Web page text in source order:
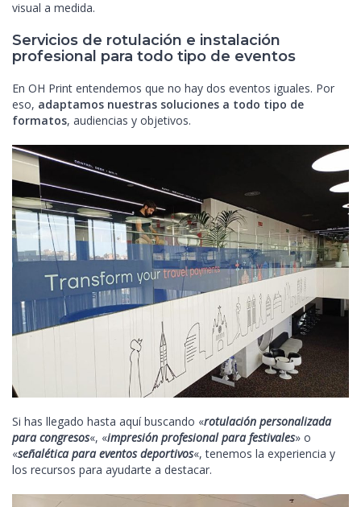
visual a medida.
Servicios de rotulación e instalación
profesional para todo tipo de eventos
En OH Print entendemos que no hay dos eventos iguales. Por
eso, adaptamos nuestras soluciones a todo tipo de
formatos, audiencias y objetivos.
Si has llegado hasta aquí buscando «rotulación personalizada
para congresos«, «impresión profesional para festivales» o
«señalética para eventos deportivos«, tenemos la experiencia y
los recursos para ayudarte a destacar.